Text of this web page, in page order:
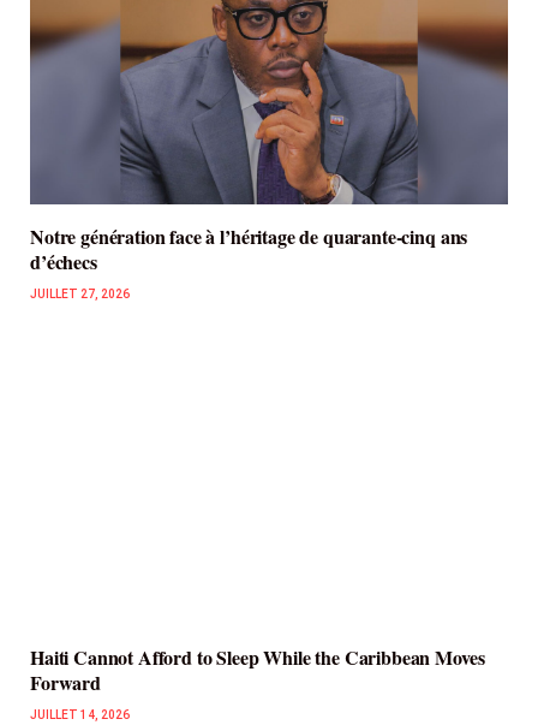
Notre génération face à l’héritage de quarante-cinq ans
d’échecs
JUILLET 27, 2026
Haiti Cannot Afford to Sleep While the Caribbean Moves
Forward
JUILLET 14, 2026